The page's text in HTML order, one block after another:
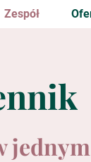
Zespół